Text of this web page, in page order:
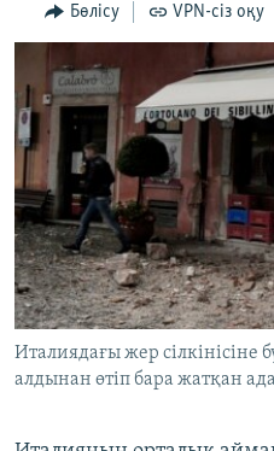
to
Search
ӘЛЕУМЕТ
АРНАЙЫ ЖОБАЛАР
Русский
ЖАЗЫЛЫҢЫЗ
Басқа тілдерде
Бөлісу VPN-сіз оқу
Италиядағы жер сілкінісіне
алдынан өтіп бара жатқан